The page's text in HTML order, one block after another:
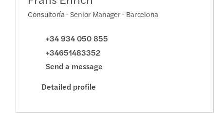
Consultoría - Senior Manager - Barcelona
+34 934 050 855
+34651483352
Send a message
Detailed profile